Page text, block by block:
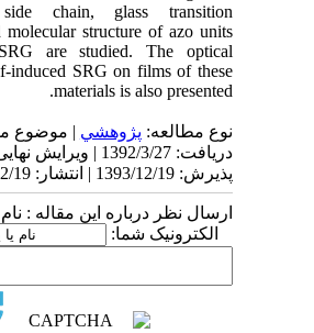
side chain, glass transition
molecular structure of azo units
are studied. The optical
induced SRG on films of these
materials is also presented.
نوع مطالعه:پژوهشي| موضوع
پذیرش: 1393/12/19 | انتشار: 1393/12/19
ارسال نظر درباره این مقاله :
الکترونیک شما: